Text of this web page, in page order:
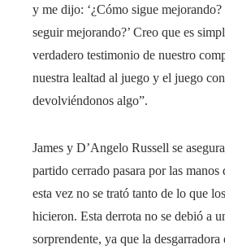
y me dijo: ‘¿Cómo sigue
seguir mejorando?’ Creo que es
verdadero testimonio de nuestro
nuestra lealtad al juego y el juego
devolviéndonos algo”.
James y D’Angelo Russell se
partido cerrado pasara por las
esta vez no se trató tanto de lo que
hicieron. Esta derrota no se debió a
sorprendente, ya que la desgarradora